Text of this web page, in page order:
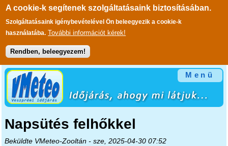
A cookie-k segítenek szolgáltatásaink biztosításában.
Szolgáltatásaink igénybevételével Ön beleegyezik a cookie-k
használatába. További információt kérek!
Rendben, beleegyezem!
Ugrás a tartalomra
Menü
Napsütés felhőkkel
Beküldte VMeteo-Zooltán- sze, 2025-04-30 07:52